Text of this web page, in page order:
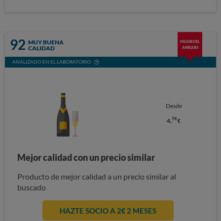
92 MUY BUENA
CALIDAD
MEJOR DEL
ANÁLISIS
ANALIZADO EN EL LABORATORIO
Desde
4, 74 €
Mejor calidad con un precio similar
Producto de mejor calidad a un precio similar al
buscado
HAZTE SOCIO A 2€ 2 MESES